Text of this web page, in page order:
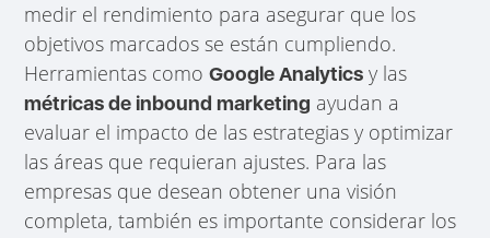
medir el rendimiento para asegurar que los
objetivos marcados se están cumpliendo.
Herramientas comoGoogle Analytics y las
métricas de inbound marketing ayudan a
evaluar el impacto de las estrategias y optimizar
las áreas que requieran ajustes. Para las
empresas que desean obtener una visión
completa, también es importante considerar los